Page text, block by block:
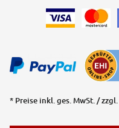
* Preise inkl. ges. MwSt. / zzgl.